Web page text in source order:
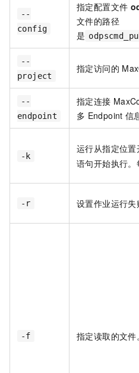
--
config
指定配置文件
文件的路径
是
--
project
指定访问的
--
endpoint
指定连接
多 Endpoint 信
-k
运行从指定位置
语句开始执行。
-r 设置作业运行失
-f 指定读取的文件。